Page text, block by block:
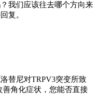
我们应该往去哪个方向来
复。
替尼对TRPV3突变所致
善角化症状，您能否直接